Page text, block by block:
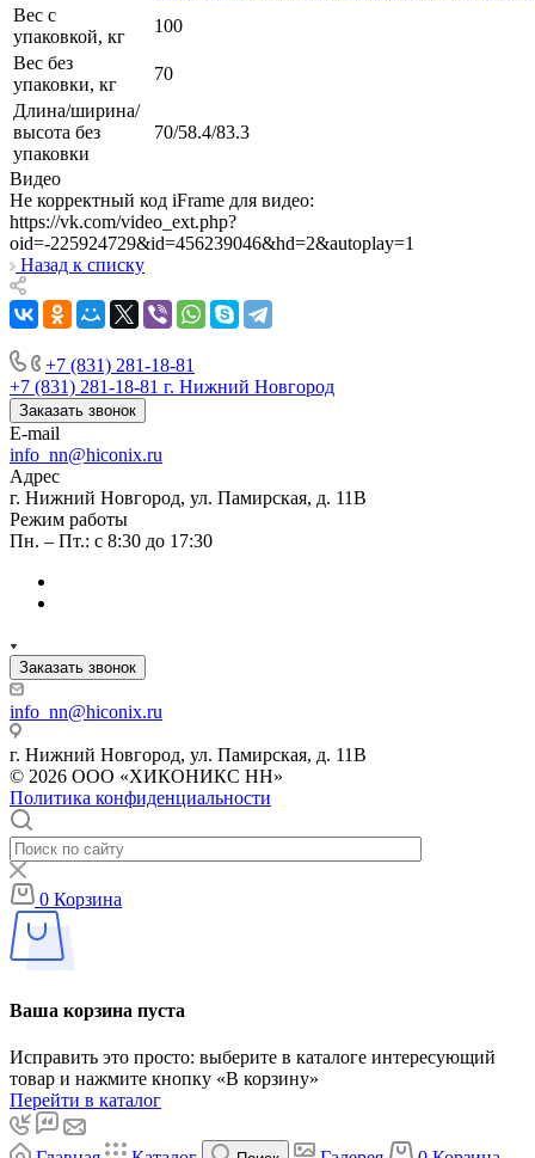
Вес с
упаковкой, кг
100
Вес без
упаковки, кг
70
Длина/ширина/
высота без
упаковки
70/58.4/83.3
Видео
Не корректный код iFrame для видео:
https://vk.com/video_ext.php?
oid=-225924729&id=456239046&hd=2&autoplay=1
Назад к списку
+7 (831) 281-18-81
+7 (831) 281-18-81 г. Нижний Новгород
Заказать звонок
E-mail
info_nn@hiconix.ru
Адрес
г. Нижний Новгород, ул. Памирская, д. 11В
Режим работы
Пн. – Пт.: с 8:30 до 17:30
Заказать звонок
info_nn@hiconix.ru
г. Нижний Новгород, ул. Памирская, д. 11В
© 2026 ООО «ХИКОНИКС НН»
Политика конфиденциальности
0 Корзина
Ваша корзина пуста
Исправить это просто: выберите в каталоге интересующий
товар и нажмите кнопку «В корзину»
Перейти в каталог